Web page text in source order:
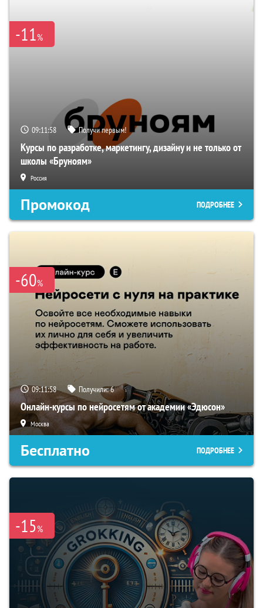
-11%
09:11:57 Получи первым!
Курсы по разработке, маркетингу, дизайну и не только от
школы «Бруноям»
Россия
Промокод ПОДРОБНЕЕ
-60%
09:11:57 Получили:6
Онлайн-курсы по нейросетям от академии «Эдюсон»
Москва
Бесплатно ПОДРОБНЕЕ
-15%